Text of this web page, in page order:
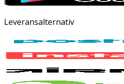
Leveransalternativ